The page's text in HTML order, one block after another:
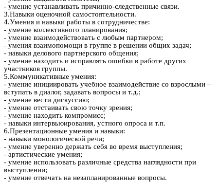
- умение устанавливать причинно-следственные связи.
3.Навыки оценочной самостоятельности.
4.Умения и навыки работы в сотрудничестве:
- умение коллективного планирования;
- умение взаимодействовать с любым партнером;
- умения взаимопомощи в группе в решении общих задач;
- навыки делового партнерского общения;
- умение находить и исправлять ошибки в работе других
участников группы.
5.Коммуникативные умения:
- умение инициировать учебное взаимодействие со взрослыми –
вступать в диалог, задавать вопросы и т.д.;
- умение вести дискуссию;
- умение отстаивать свою точку зрения;
- умение находить компромисс;
- навыки интервьюирования, устного опроса и т.п.
6.Презентационные умения и навыки:
- навыки монологической речи;
- умение уверенно держать себя во время выступления;
- артистические умения;
- умение использовать различные средства наглядности при
выступлении;
- умение отвечать на незапланированные вопросы.